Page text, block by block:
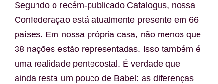
Segundo o recém-publicado Catalogus, nossa
Confederação está atualmente presente em 66
países. Em nossa própria casa, não menos que
38 nações estão representadas. Isso também é
uma realidade pentecostal. É verdade que
ainda resta um pouco de Babel: as diferenças